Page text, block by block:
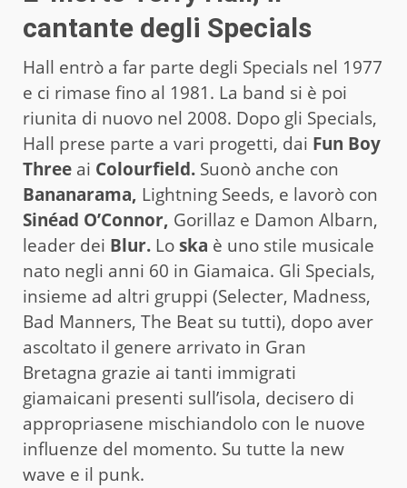
cantante degli Specials
Hall entrò a far parte degli Specials nel 1977
e ci rimase fino al 1981. La band si è poi
riunita di nuovo nel 2008. Dopo gli Specials,
Hall prese parte a vari progetti, dai Fun Boy
Three ai Colourfield. Suonò anche con
Bananarama, Lightning Seeds, e lavorò con
Sinéad O’Connor, Gorillaz e Damon Albarn,
leader dei Blur. Lo ska è uno stile musicale
nato negli anni 60 in Giamaica. Gli Specials,
insieme ad altri gruppi (Selecter, Madness,
Bad Manners, The Beat su tutti), dopo aver
ascoltato il genere arrivato in Gran
Bretagna grazie ai tanti immigrati
giamaicani presenti sull’isola, decisero di
appropriasene mischiandolo con le nuove
influenze del momento. Su tutte la new
wave e il punk.